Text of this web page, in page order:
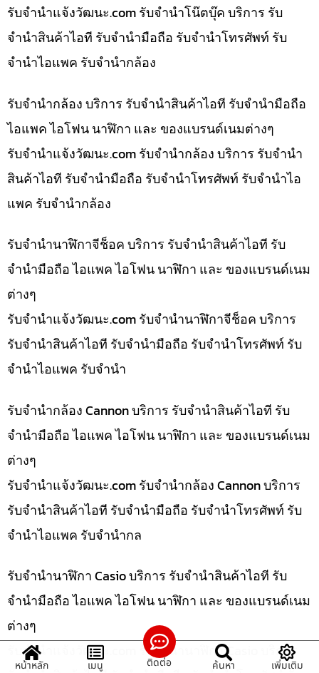
รับจํานําแจ้งวัฒนะ.com รับจำนำโน๊ตบุ๊ค บริการ รับ
จำนำสินค้าไอที รับจำนำมือถือ รับจำนำโทรศัพท์ รับ
จำนำไอแพค รับจำนำกล้อง
รับจำนำกล้อง บริการ รับจำนำสินค้าไอที รับจำนำมือถือ
ไอแพค ไอโฟน นาฬิกา และ ของแบรนด์เนมต่างๆ
รับจํานําแจ้งวัฒนะ.com รับจำนำกล้อง บริการ รับจำนำ
สินค้าไอที รับจำนำมือถือ รับจำนำโทรศัพท์ รับจำนำไอ
แพค รับจำนำกล้อง
รับจำนำนาฬิกาจีช็อค บริการ รับจำนำสินค้าไอที รับ
จำนำมือถือ ไอแพค ไอโฟน นาฬิกา และ ของแบรนด์เนม
ต่างๆ
รับจํานําแจ้งวัฒนะ.com รับจำนำนาฬิกาจีช็อค บริการ
รับจำนำสินค้าไอที รับจำนำมือถือ รับจำนำโทรศัพท์ รับ
จำนำไอแพค รับจำนำ
รับจำนำกล้อง Cannon บริการ รับจำนำสินค้าไอที รับ
จำนำมือถือ ไอแพค ไอโฟน นาฬิกา และ ของแบรนด์เนม
ต่างๆ
รับจํานําแจ้งวัฒนะ.com รับจำนำกล้อง Cannon บริการ
รับจำนำสินค้าไอที รับจำนำมือถือ รับจำนำโทรศัพท์ รับ
จำนำไอแพค รับจำนำกล
รับจำนำนาฬิกา Casio บริการ รับจำนำสินค้าไอที รับ
จำนำมือถือ ไอแพค ไอโฟน นาฬิกา และ ของแบรนด์เนม
ต่างๆ
รับจํานําแจ้งวัฒนะ.com รับจำนำนาฬิกา Casio บริการ
หน้าหลัก เมนู ติดต่อ ค้นหา เพิ่มเติม